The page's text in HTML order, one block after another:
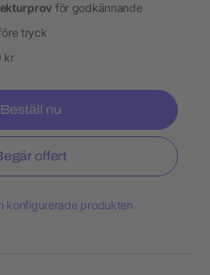
för godkännande
tryck
kr
Beställ nu
offert
konfigurerade produkten